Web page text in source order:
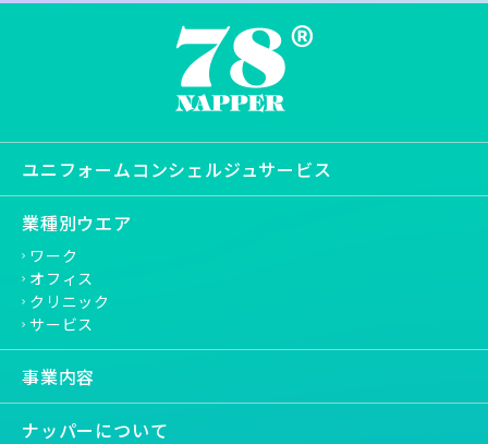
ユニフォームコンシェルジュサービス
業種別ウエア
ワーク
オフィス
クリニック
サービス
事業内容
ナッパーについて